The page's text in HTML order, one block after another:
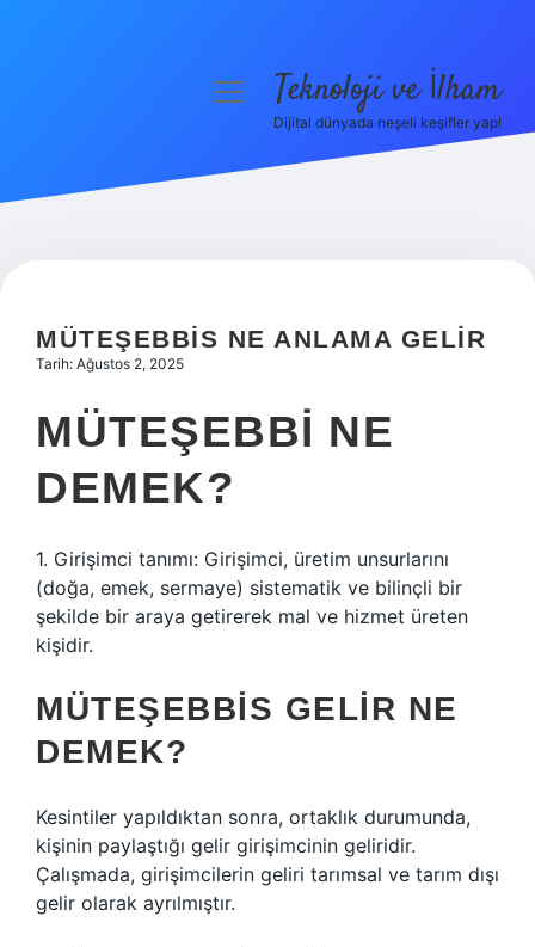
Hakkımızda
menüyüTeknoloji ve İlham
Dijital dünyada neşeli keşifler yap!
MÜTEŞEBBIS NE ANLAMA GELIR
Tarih: Ağustos 2, 2025
MÜTEŞEBBI NE
DEMEK?
1. Girişimci tanımı: Girişimci, üretim unsurlarını
(doğa, emek, sermaye) sistematik ve bilinçli bir
şekilde bir araya getirerek mal ve hizmet üreten
kişidir.
MÜTEŞEBBIS GELIR NE
DEMEK?
Kesintiler yapıldıktan sonra, ortaklık durumunda,
kişinin paylaştığı gelir girişimcinin geliridir.
Çalışmada, girişimcilerin geliri tarımsal ve tarım dışı
gelir olarak ayrılmıştır.